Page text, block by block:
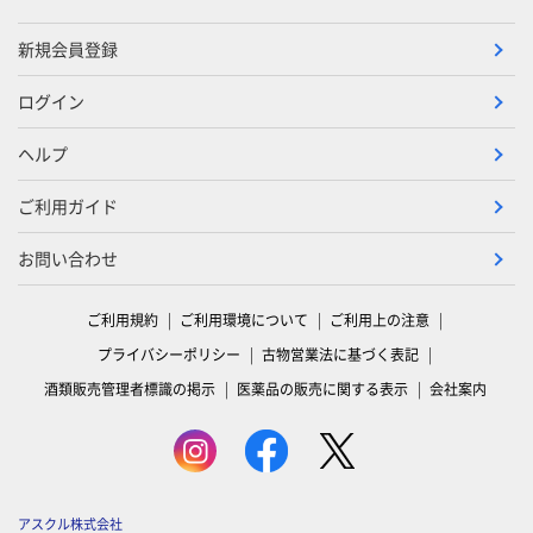
新規会員登録
ログイン
ヘルプ
ご利用ガイド
お問い合わせ
ご利用規約 ご利用環境について
ご利用上の注意
プライバシーポリシー
古物営業法に基づく表記
酒類販売管理者標識の掲示
医薬品の販売に関する表示 会社案内
アスクル株式会社